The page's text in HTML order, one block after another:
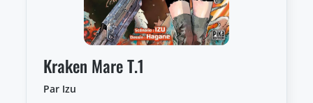
Kraken Mare T.1
Par Izu